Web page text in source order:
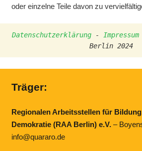
oder einzelne Teile davon zu
Datenschutzerklärung - Impressum
Berlin 2024
Träger:
Regionalen Arbeitsstellen für
Demokratie (RAA Berlin) e.V.–
info@quararo.de